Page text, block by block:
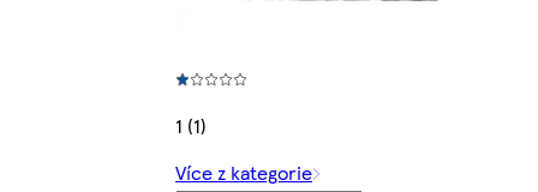
1 (1)
Více z kategorie